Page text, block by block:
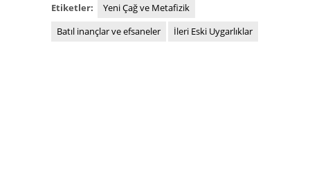
Etiketler:
Yeni Çağ ve Metafizik
Batıl inançlar ve efsaneler
İleri Eski Uygarlıklar